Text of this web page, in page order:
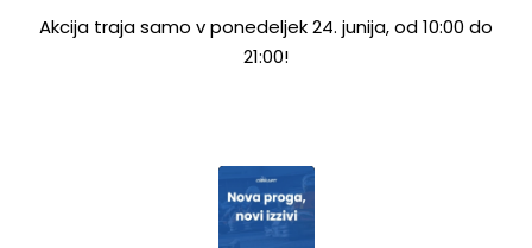
Akcija traja samo v ponedeljek 24. junija, od 10:00 do
21:00!